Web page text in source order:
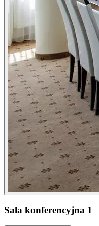
Sala konferencyjna 1